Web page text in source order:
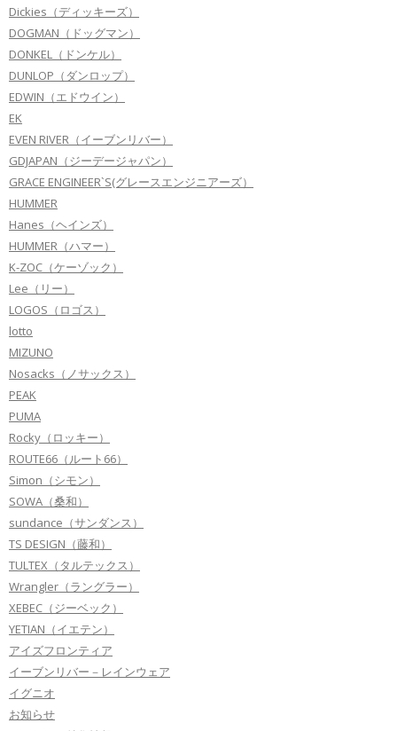
Dickies（ディッキーズ）
DOGMAN（ドッグマン）
DONKEL（ドンケル）
DUNLOP（ダンロップ）
EDWIN（エドウイン）
EK
EVEN RIVER（イーブンリバー）
GDJAPAN（ジーデージャパン）
GRACE ENGINEER`S(グレースエンジニアーズ）
HUMMER
Hanes（ヘインズ）
HUMMER（ハマー）
K-ZOC（ケーゾック）
Lee（リー）
LOGOS（ロゴス）
lotto
MIZUNO
Nosacks（ノサックス）
PEAK
PUMA
Rocky（ロッキー）
ROUTE66（ルート66）
Simon（シモン）
SOWA（桑和）
sundance（サンダンス）
TS DESIGN（藤和）
TULTEX（タルテックス）
Wrangler（ラングラー）
XEBEC（ジーベック）
YETIAN（イエテン）
アイズフロンティア
イーブンリバー－レインウェア
イグニオ
お知らせ